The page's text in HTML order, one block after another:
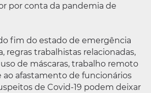
por conta da pandemia de
fim do estado de emergência
regras trabalhistas relacionadas,
de máscaras, trabalho remoto
ao afastamento de funcionários
de Covid-19 podem deixar